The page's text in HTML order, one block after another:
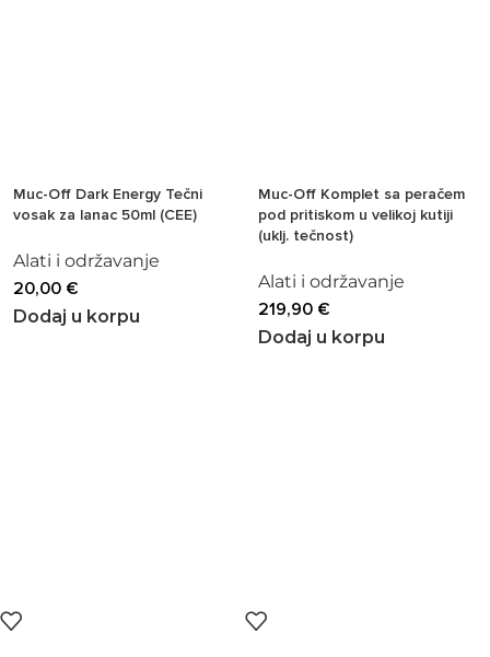
Muc-Off Dark Energy Tečni
vosak za lanac 50ml (CEE)
Alati i održavanje
20,00 €
Dodaj u korpu
Muc-Off Komplet sa peračem
pod pritiskom u velikoj kutiji
(uklj. tečnost)
Alati i održavanje
219,90 €
Dodaj u korpu